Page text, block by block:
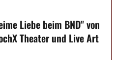
Liebe beim BND" von
Theater und Live Art